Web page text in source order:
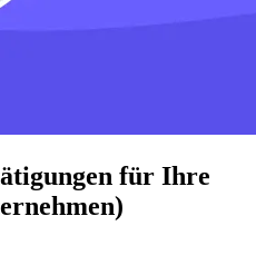
für Ihre